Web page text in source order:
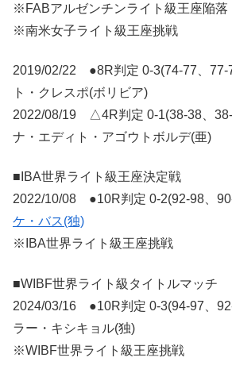
※FABアルゼンチンライト級王座陥落
※南米女子ライト級王座挑戦
2019/02/22 ●8R判定 0-3(74-77、
ト・クレスポ(ボリビア)
2022/08/19 △4R判定 0-1(38-38、
ナ・エディト・アゴウトボルデ(亜)
■IBA世界ライト級王座決定戦
2022/10/08 ●10R判定 0-2(92-98、
ケ・バス(独)
※IBA世界ライト級王座挑戦
■WIBF世界ライト級タイトルマッチ
2024/03/16 ●10R判定 0-3(94-97、
ラー・キシキョル(独)
※WIBF世界ライト級王座挑戦